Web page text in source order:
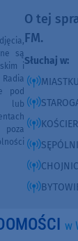
O tej
FM.
Słuchaj w:
są
i
pod
lub
w